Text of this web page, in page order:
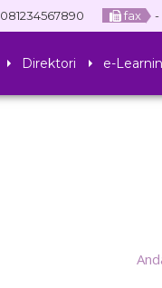
081234567890 fax -
Direktori e-